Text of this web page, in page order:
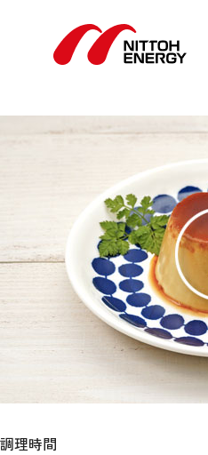
7月 30, 2020 12:00 amPublished by
カスタードプリン
調理時間